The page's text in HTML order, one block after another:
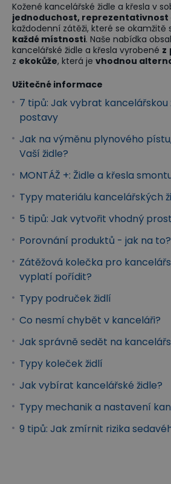
Kožené kancelářské židle a křesla v
jednoduchost, reprezentativnost
každodenní zátěži, které se okamžitě
každé místnosti. Naše nabídka
kancelářské židle a křesla vyrobené z
z ekokůže, která je vhodnou
Užitečné informace
7 tipů: Jak vybrat kancelářskou
postavy
Jak na výměnu plynového
Vaší židle?
MONTÁŽ +: Židle a křesla
Typy materiálu kancelářských
5 tipů: Jak vytvořit vhodný
Porovnání produktů - jak na to?
Zátěžová kolečka pro
vyplatí pořídit?
Typy područek židlí
Co nesmí chybět v kanceláři?
Jak správně sedět na
Typy koleček židlí
Jak vybírat kancelářské židle?
Typy mechanik a nastavení
9 tipů: Jak zmírnit rizika